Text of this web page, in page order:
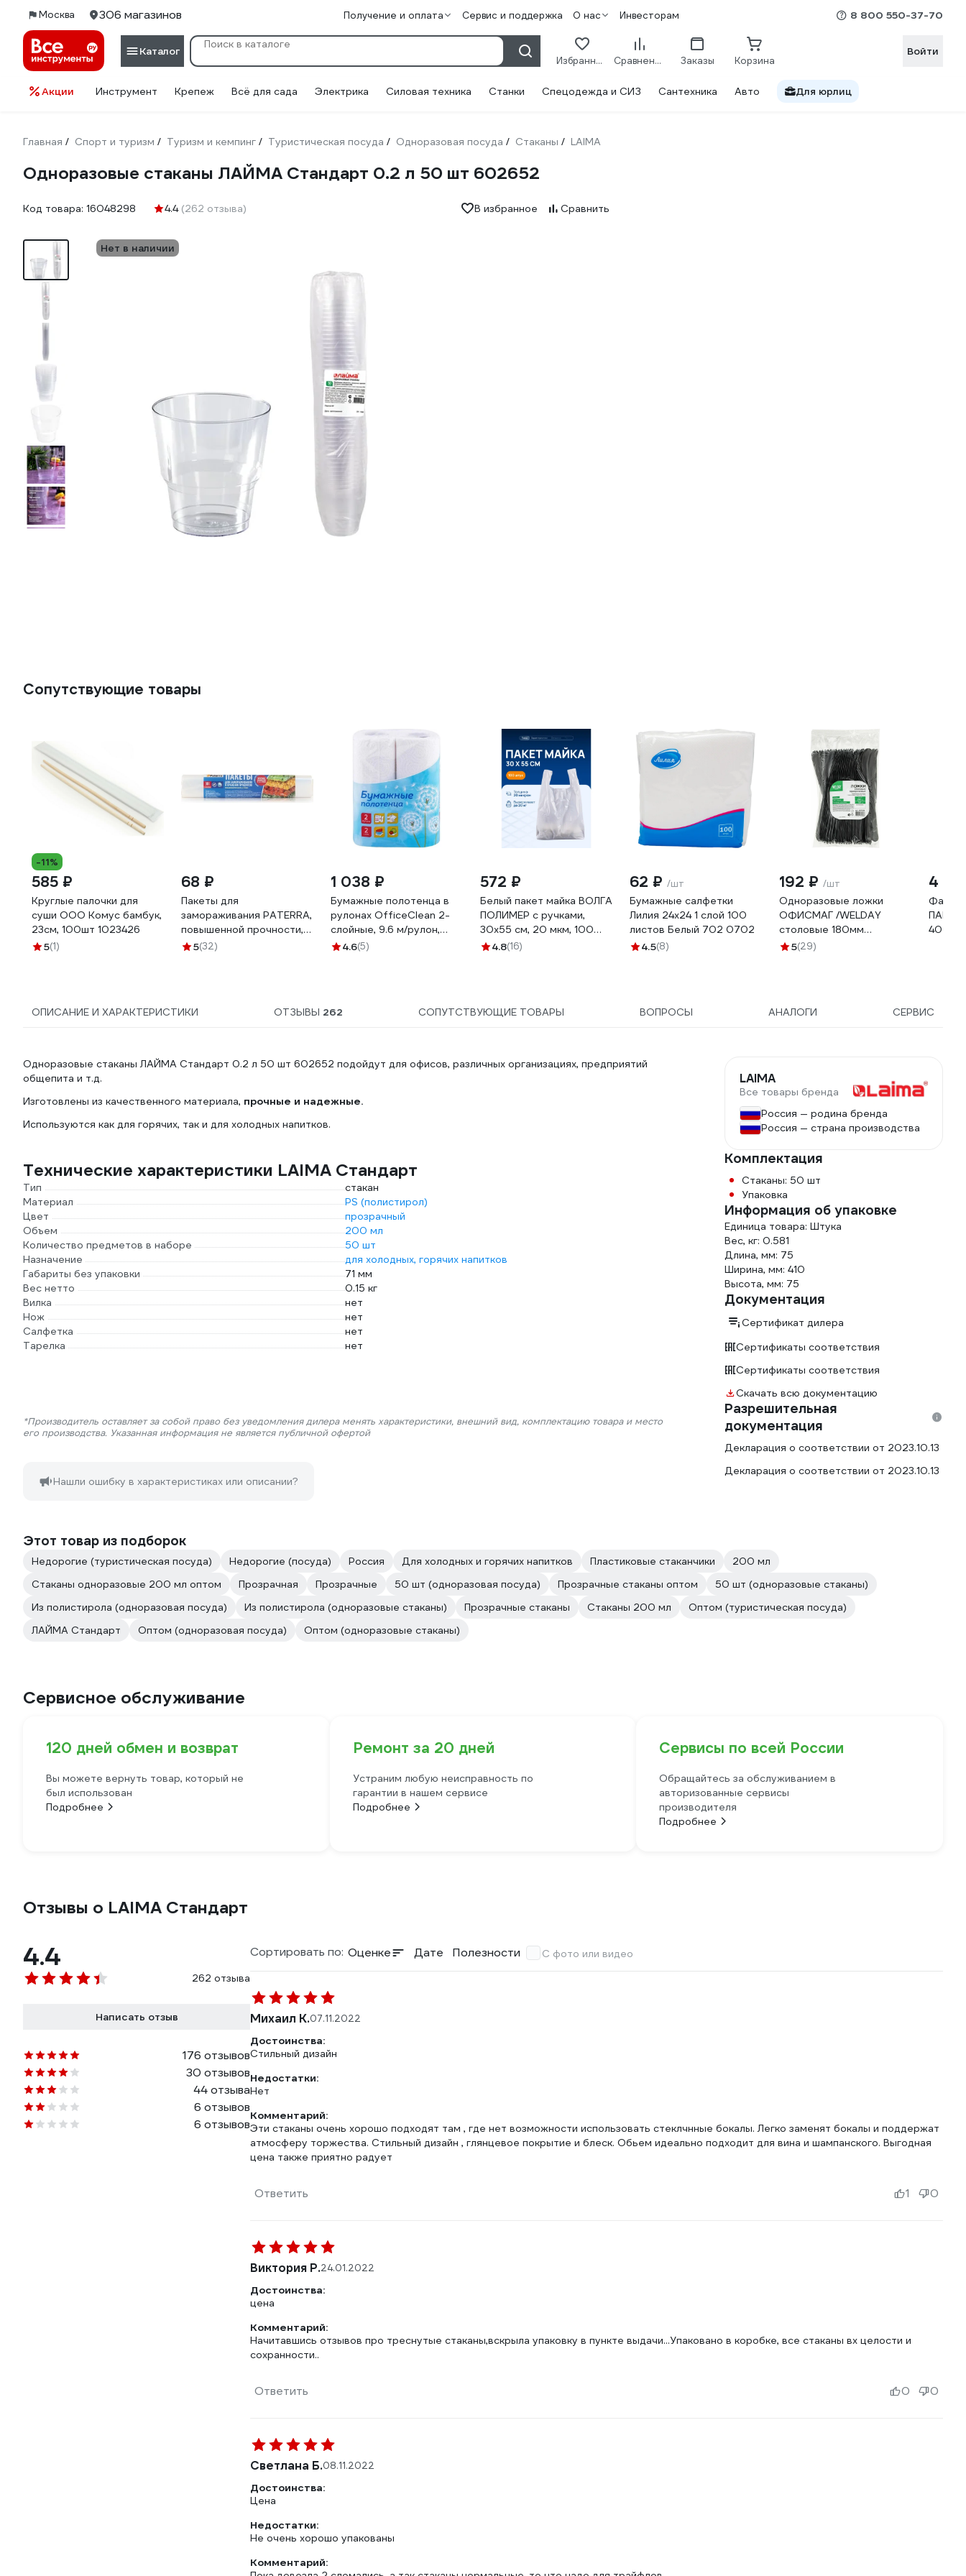
Москва 306 магазинов Получение и оплата Сервис и поддержка О нас Инвесторам 8 800 550-37-70
Каталог
Избранное Сравнение Заказы Корзина
Войти
Акции Инструмент Крепеж Всё для сада Электрика Силовая техника Станки Спецодежда и СИЗ Сантехника Авто Для юрлиц
Главная / Спорт и туризм / Туризм и кемпинг / Туристическая посуда / Одноразовая посуда / Стаканы / LAIMA
Одноразовые стаканы ЛАЙМА Стандарт 0.2 л 50 шт 602652
Код товара: 16048298 4.4 (262 отзыва) В избранное Сравнить
Нет в наличии
Сопутствующие товары
-11%
585 ₽
Круглые палочки для
суши ООО Комус бамбук,
23см, 100шт 1023426
5(1)
68 ₽
Пакеты для
замораживания PATERRA,
повышенной прочности,
25 х 32 см, 30 шт в
5(32)
1 038 ₽
Бумажные полотенца в
рулонах OfficeClean 2-
слойные, 9.6 м/рулон,
белые 249813
4.6(5)
572 ₽
Белый пакет майка ВОЛГА
ПОЛИМЕР с ручками,
30х55 см, 20 мкм, 100
штук Т3102
4.8(16)
62 ₽ /шт
Бумажные салфетки
Лилия 24x24 1 слой 100
листов Белый 702 0702
4.5(8)
192 ₽ /шт
Одноразовые ложки
ОФИСМАГ /WELDAY
столовые 180мм
КОМПЛЕКТ 50шт,
5(29)
4
ПАК
40
ОПИСАНИЕ И ХАРАКТЕРИСТИКИ ОТЗЫВЫ 262 СОПУТСТВУЮЩИЕ ТОВАРЫ ВОПРОСЫ АНАЛОГИ СЕРВИС
Одноразовые стаканы ЛАЙМА Стандарт 0.2 л 50 шт 602652 подойдут для офисов, различных организациях, предприятий
общепита и т.д.
Изготовлены из качественного материала, прочные и надежные.
Используются как для горячих, так и для холодных напитков.
Технические характеристики LAIMA Стандарт
Тип
стакан
Материал
PS (полистирол)
Цвет
прозрачный
Объем
200 мл
Количество предметов в наборе
50 шт
Назначение
для холодных, горячих напитков
Габариты без упаковки
71 мм
Вес нетто
0.15 кг
Вилка
нет
Нож
нет
Салфетка
нет
Тарелка
нет
*Производитель оставляет за собой право без уведомления дилера менять характеристики, внешний вид, комплектацию товара и место
его производства. Указанная информация не является публичной офертой
Нашли ошибку в характеристиках или описании?
LAIMA
Все товары бренда
Россия — родина бренда
Россия — страна производства
Комплектация
Стаканы: 50 шт
Упаковка
Информация об упаковке
Единица товара: Штука
Вес, кг: 0.581
Длина, мм: 75
Ширина, мм: 410
Высота, мм: 75
Документация
Сертификат дилера
Сертификаты соответствия
Сертификаты соответствия
Скачать всю документацию
Разрешительная
документация
Декларация о соответствии от 2023.10.13
Декларация о соответствии от 2023.10.13
Этот товар из подборок
Недорогие (туристическая посуда) Недорогие (посуда) Россия Для холодных и горячих напитков Пластиковые стаканчики
200 мл
Стаканы одноразовые 200 мл оптом
Прозрачная Прозрачные 50 шт (одноразовая посуда) Прозрачные стаканы оптом
50 шт (одноразовые стаканы)
Из полистирола (одноразовая посуда)
Из полистирола (одноразовые стаканы) Прозрачные стаканы Стаканы 200 мл
Оптом (туристическая посуда)
ЛАЙМА Стандарт
Оптом (одноразовая посуда) Оптом (одноразовые стаканы)
Сервисное обслуживание
120 дней обмен и возврат
Вы можете вернуть товар, который не
был использован
Подробнее
Ремонт за 20 дней
Устраним любую неисправность по
гарантии в нашем сервисе
Подробнее
Сервисы по всей России
Обращайтесь за обслуживанием в
авторизованные сервисы
производителя
Подробнее
Отзывы о LAIMA Стандарт
4.4
262 отзыва
Написать отзыв
176 отзывов
30 отзывов
44 отзыва
6 отзывов
6 отзывов
Сортировать по: Оценке Дате Полезности С фото или видео
Михаил К.07.11.2022
Достоинства:
Стильный дизайн
Недостатки:
Нет
Комментарий:
Эти стаканы очень хорошо подходят там , где нет возможности использовать стеклчнные бокалы. Легко заменят бокалы и поддержат
атмосферу торжества. Стильный дизайн , глянцевое покрытие и блеск. Обьем идеально подходит для вина и шампанского. Выгодная
цена также приятно радует
Ответить 1 0
Виктория Р.24.01.2022
Достоинства:
цена
Комментарий:
Начитавшись отзывов про треснутые стаканы,вскрыла упаковку в пункте выдачи...Упаковано в коробке, все стаканы вх целости и
сохранности..
Ответить 0 0
Светлана Б.08.11.2022
Достоинства:
Цена
Недостатки:
Не очень хорошо упакованы
Комментарий: